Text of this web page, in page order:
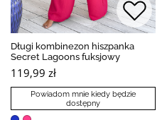
Długi kombinezon hiszpanka
Secret Lagoons fuksjowy
119,99 zł
Powiadom mnie kiedy będzie
dostępny